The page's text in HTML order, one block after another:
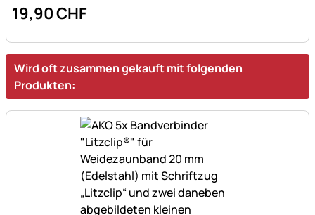
19,90CHF
Wird oft zusammen gekauft mit folgenden
Produkten: